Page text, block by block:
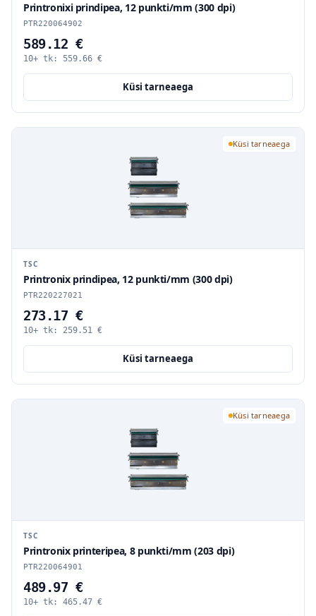
Printronixi prindipea, 12 punkti/mm (300 dpi)
PTR220064902
589.12 €
10+ tk: 559.66 €
Küsi tarneaega
Küsi tarneaega
TSC
Printronix prindipea, 12 punkti/mm (300 dpi)
PTR220227021
273.17 €
10+ tk: 259.51 €
Küsi tarneaega
Küsi tarneaega
TSC
Printronix printeripea, 8 punkti/mm (203 dpi)
PTR220064901
489.97 €
10+ tk: 465.47 €